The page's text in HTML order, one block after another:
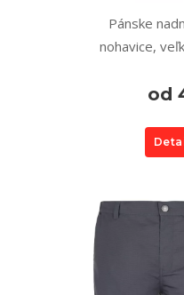
Pánske
nohavice,
od